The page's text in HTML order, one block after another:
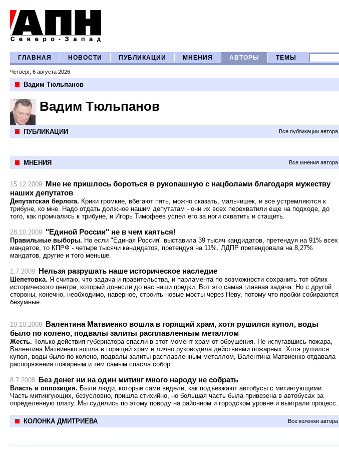
ГЛАВНАЯ НОВОСТИ ПУБЛИКАЦИИ МНЕНИЯ АВТОРЫ ТЕМЫ
Четверг, 6 августа 2026
Вадим Тюльпанов
Вадим Тюльпанов
ПУБЛИКАЦИИ Все публикации автора
МНЕНИЯ Все мнения автора
15.12.2009 Мне не пришлось бороться в рукопашную с нацболами благодаря мужеству
наших депутатов
Депутатская берлога. Крики громкие, вбегают пять, можно сказать, мальчишек, и все устремляются к
трибуне, ко мне. Надо отдать должное нашим депутатам - они их всех перехватили еще на подходе, до
того, как промчались к трибуне, и Игорь Тимофеев успел его за ноги схватить и стащить.
28.10.2009 "Единой России" не в чем каяться!
Правильные выборы. Но если "Единая Россия" выставила 39 тысяч кандидатов, претендуя на 91% всех
мандатов, то КПРФ - четыре тысячи кандидатов, претендуя на 11%, ЛДПР претендовала на 8,27%
мандатов, другие и того меньше.
1.7.2009 Нельзя разрушать наше историческое наследие
Шепетовка. Я считаю, что задача и правительства, и парламента по возможности сохранить тот облик
исторического центра, который донесли до нас наши предки. Вот это самая главная задача. Но с другой
стороны, конечно, необходимо, наверное, строить новые мосты через Неву, потому что пробки собираются
безумные.
10.10.2008 Валентина Матвиенко вошла в горящий храм, хотя рушился купол, воды
было по колено, подвалы залиты расплавленным металлом
Жесть. Только действия губернатора спасли в этот момент храм от обрушения. Не испугавшись пожара,
Валентина Матвиенко вошла в горящий храм и лично руководила действиями пожарных. Хотя рушился
купол, воды было по колено, подвалы залиты расплавленным металлом, Валентина Матвиенко отдавала
распоряжения пожарным и тем самым спасла собор.
8.7.2008 Без денег ни на один митинг много народу не собрать
Власть и оппозиция. Были люди, которые сами видели, как подъезжают автобусы с митингующими.
Часть митингующих, безусловно, пришла стихийно, но большая часть была привезена в автобусах за
определенную плату. Мы судились по этому поводу на районном и городском уровне и выиграли процесс.
КОЛОНКА ДМИТРИЕВА Все колонки автора